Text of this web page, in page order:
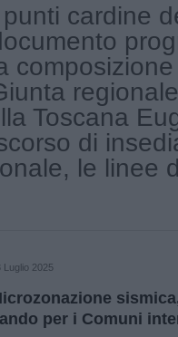
punti cardine
Toscana
di
le linee
Luglio 2025
per i Comuni